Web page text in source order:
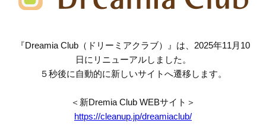
『Dreamia Club（ドリーミアクラブ）』は、2025年11月10
日にリニューアルしました。
５秒後に自動的に新しいサイトへ遷移します。
＜新Dremia Club WEBサイト＞
https://cleanup.jp/dreamiaclub/